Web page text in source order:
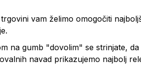
vam želimo omogočiti
na gumb "dovolim" se strinjate,
navad prikazujemo najbolj